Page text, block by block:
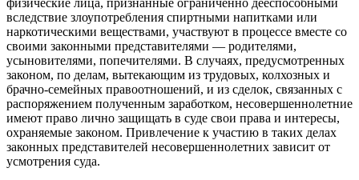
вследствие злоупотребления спиртными напитками или
наркотическими веществами, участвуют в процессе вместе со
своими законными представителями — родителями,
усыновителями, попечителями. В случаях, предусмотренных
законом, по делам, вытекающим из трудовых, колхозных и
брачно-семейных правоотношений, и из сделок, связанных с
распоряжением полученным заработком, несовершеннолетние
имеют право лично защищать в суде свои права и интересы,
охраняемые законом. Привлечение к участию в таких делах
законных представителей несовершеннолетних зависит от
усмотрения суда.